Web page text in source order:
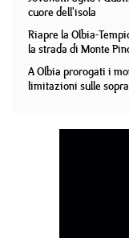
cuore dell'isola
Riapre la Olbia-
la strada di Monte
A Olbia prorogati i
limitazioni sulle